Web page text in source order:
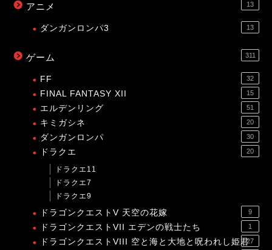
アニメ 13
ダンガンロンパ3 13
ゲーム 311
FF 32
FINAL FANTASY XII 15
エルデンリング 51
キミガシネ 20
ダンガンロンパ 30
ドラクエ 20
ドラクエ11
ドラクエ7
ドラクエ9
ドラゴンクエストV 天空の花嫁 9
ドラゴンクエストVII エデンの戦士たち 1
ドラゴンクエストVIII 空と海と大地と呪われし姫君27